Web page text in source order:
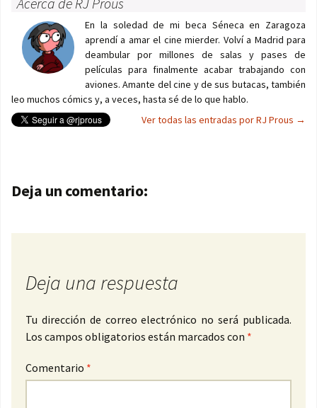
En la soledad de mi beca Séneca en Zaragoza
aprendí a amar el cine mierder. Volví a Madrid para
deambular por millones de salas y pases de
películas para finalmente acabar trabajando con
aviones. Amante del cine y de sus butacas, también
leo muchos cómics y, a veces, hasta sé de lo que hablo.
Ver todas las entradas por RJ Prous →
Navegación de entradas
Deja un comentario:
Deja una respuesta
Tu dirección de correo electrónico no será publicada.
Los campos obligatorios están marcados con *
Comentario *